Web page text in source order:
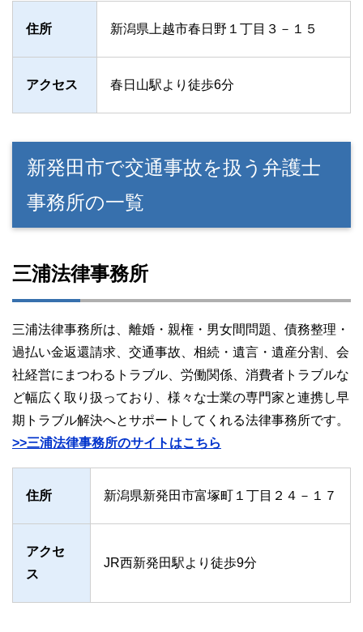
住所 新潟県上越市春日野１丁目３－１５
アクセス 春日山駅より徒歩6分
新発田市で交通事故を扱う弁護士
事務所の一覧
三浦法律事務所
三浦法律事務所は、離婚・親権・男女間問題、債務整理・
過払い金返還請求、交通事故、相続・遺言・遺産分割、会
社経営にまつわるトラブル、労働関係、消費者トラブルな
ど幅広く取り扱っており、様々な士業の専門家と連携し早
期トラブル解決へとサポートしてくれる法律事務所です。
>>三浦法律事務所のサイトはこちら
住所 新潟県新発田市富塚町１丁目２４－１７
アクセ
ス
JR西新発田駅より徒歩9分